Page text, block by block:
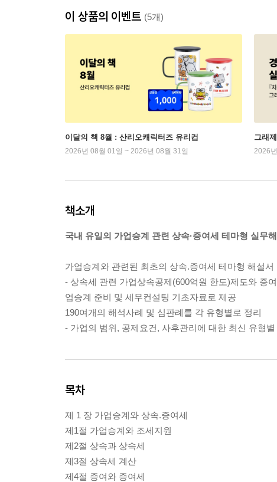
이 상품의 이벤트 (5개)
이달의 책 8월 : 산리오캐릭터즈 유리컵
2026년 08월 01일 ~ 2026년 08월 31일
그래
2026
책소개
국내 유일의 가업승계 관련 상속·증여세 테마형 실무
가업승계와 관련된 최초의 상속.증여세 테마형 해설서
- 상속세 관련 가업상속공제(600억원 한도)제도와 증
업승계 준비 및 세무컨설팅 기초자료로 제공
190여개의 해석사례 및 심판례를 각 유형별로 정리
- 가업의 범위, 공제요건, 사후관리에 대한 최신 유형
목차
제 1 장 가업승계와 상속.증여세
제1절 가업승계와 조세지원
제2절 상속과 상속세
제3절 상속세 계산
제4절 증여와 증여세